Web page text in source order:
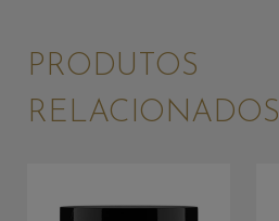
PRODUTOS
RELACIONADOS